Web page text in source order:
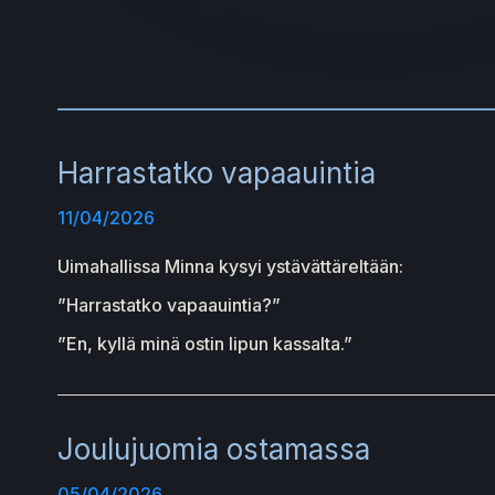
Harrastatko vapaauintia
11/04/2026
Uimahallissa Minna kysyi ystävättäreltään:
”Harrastatko vapaauintia?”
”En, kyllä minä ostin lipun kassalta.”
Joulujuomia ostamassa